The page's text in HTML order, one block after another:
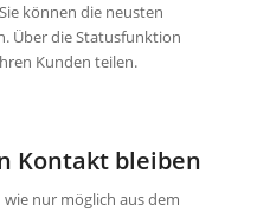
können die neusten
Über die Statusfunktion
Kunden teilen.
Kontakt bleiben
nur möglich aus dem